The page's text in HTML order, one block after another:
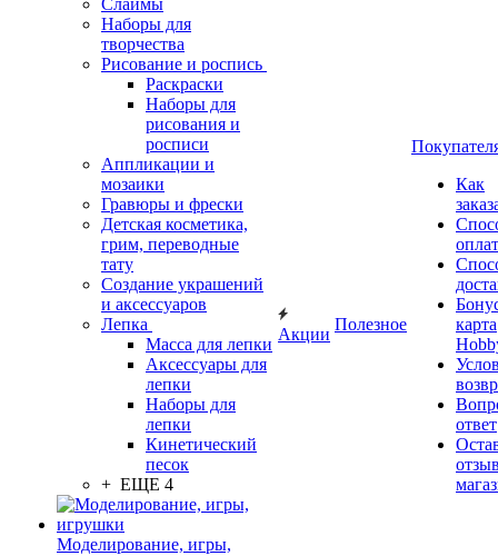
Слаймы
Наборы для
творчества
Рисование и роспись
Раскраски
Наборы для
рисования и
росписи
Аппликации и
мозаики
Гравюры и фрески
Детская косметика,
грим, переводные
тату
Создание украшений
и аксессуаров
Лепка
Масса для лепки
Аксессуары для
лепки
Наборы для
лепки
Кинетический
песок
+ ЕЩЕ 4
Моделирование, игры,
Акции
Полезное
Как
карта
ответ